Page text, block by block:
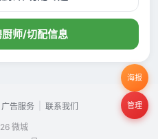
师/切配信息
海报
管理
广告服务
联系我们
微城